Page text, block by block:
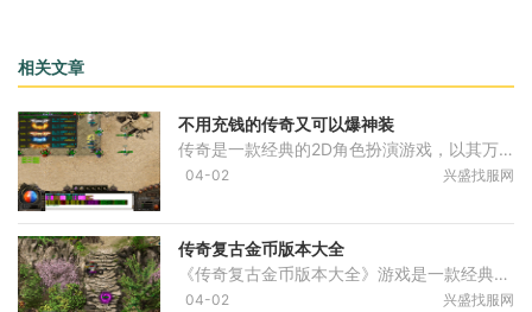
相关文章
不用充钱的传奇又可以爆神装
传奇是一款经典的2D角色扮演游戏，以其万人在线、玩家互动的特点，吸引了许多游戏爱好者。不同于现今的3D游戏，传奇以其独特的画风和刺激的战斗方式成为了许多老玩家的心头好。
04-02 兴盛找服网
传奇复古金币版本大全
《传奇复古金币版本大全》游戏是一款经典的传奇网游，以其独特的金币系统及精美的游戏画面而备受玩家喜爱。本文将为大家详细介绍该游戏的具体玩法，让玩家们更好地了解这款传
04-02 兴盛找服网